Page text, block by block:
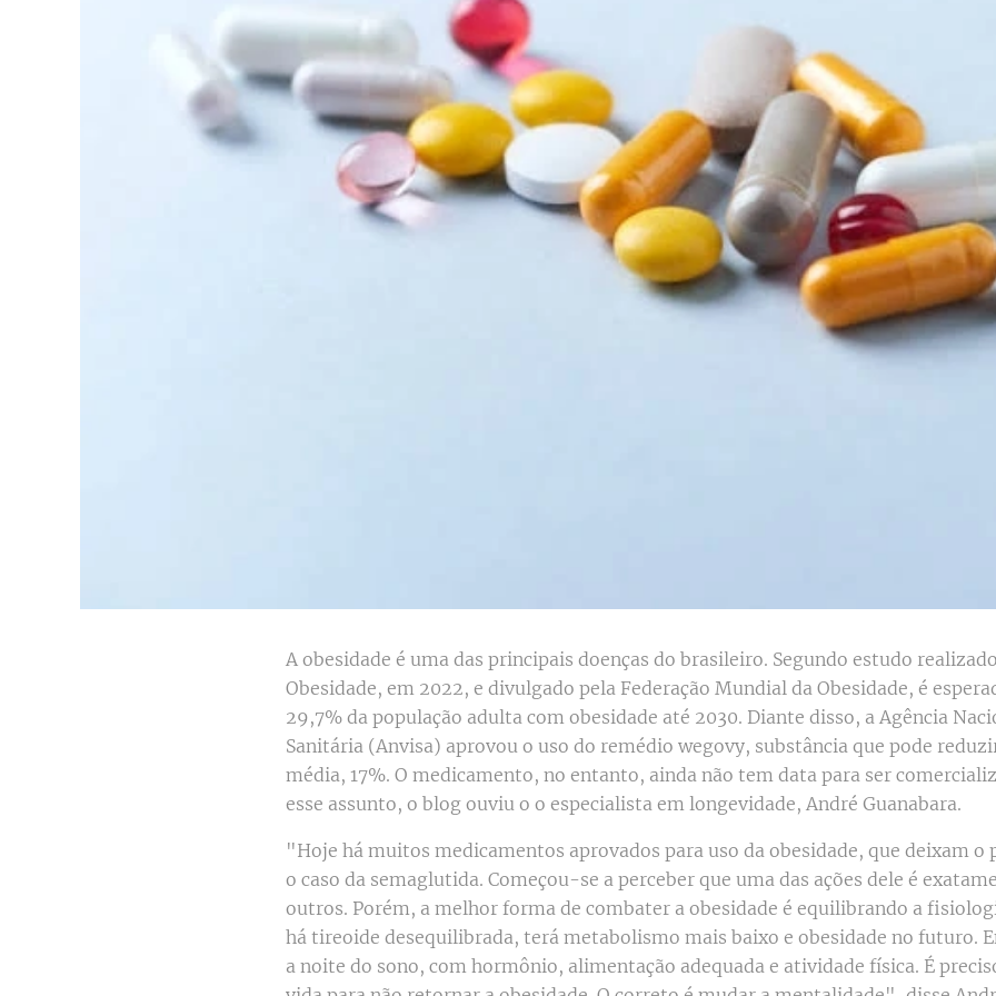
A obesidade é uma das principais doenças do brasileiro. Segundo estudo
Obesidade, em 2022, e divulgado pela Federação Mundial da Obesidade, é
29,7% da população adulta com obesidade até 2030. Diante disso, a Agência
Sanitária (Anvisa) aprovou o uso do remédio wegovy, substância que pode
média, 17%. O medicamento, no entanto, ainda não tem data para ser
esse assunto, o blog ouviu o o especialista em longevidade, André Guanabara.
"Hoje há muitos medicamentos aprovados para uso da obesidade, que deixam o
o caso da semaglutida. Começou-se a perceber que uma das ações dele é
outros. Porém, a melhor forma de combater a obesidade é equilibrando a
há tireoide desequilibrada, terá metabolismo mais baixo e obesidade no futuro.
a noite do sono, com hormônio, alimentação adequada e atividade física. É